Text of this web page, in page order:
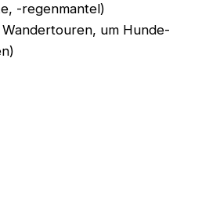
-regenmantel)
um Hunde-